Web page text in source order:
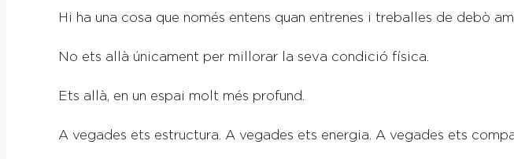
Hi ha una cosa que només entens quan entrenes i treballes de debò
No ets allà únicament per millorar la seva condició física.
Ets allà, en un espai molt més profund.
A vegades ets estructura. A vegades ets energia. A vegades ets